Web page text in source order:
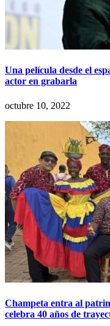
Una película desde el
actor en grabarla
octubre 10, 2022
Champeta entra al
celebra 40 años de